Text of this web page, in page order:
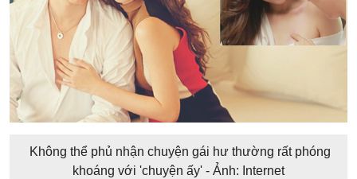
Không thể phủ nhận chuyện gái hư thường rất phóng
khoáng với 'chuyện ấy' - Ảnh: Internet